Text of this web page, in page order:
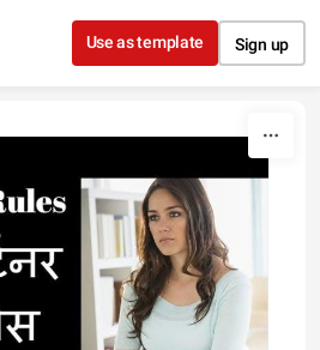
Skip to content
Use as template Sign up